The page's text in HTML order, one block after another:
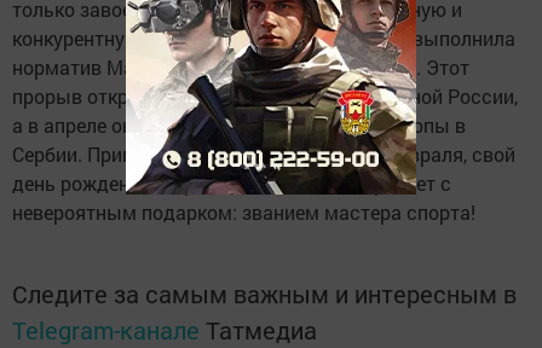
только завоевала серебро, показав зрелищную и
конкурентную борьбу, но и первой в районе выполнила
норматив Мастера спорта России по самбо. Этот
прорыв открыл Софье двери в состав сборной России,
а в апреле она выступит на Первенстве Европы в
Сербии. Примечательно, что сегодня, 21 февраля, свой
день рождения Софья Геннадьевна встречает с
невероятным подарком: званием мастера спорта!
Следите за самым важным и интересным в
Telegram-канале Татмедиа